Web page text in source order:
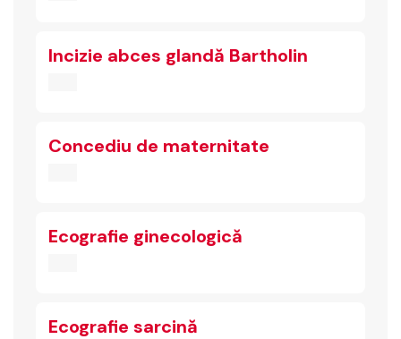
Incizie abces glandă Bartholin
Concediu de maternitate
Ecografie ginecologică
Ecografie sarcină